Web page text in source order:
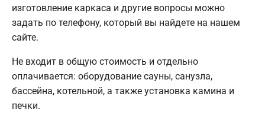
изготовление каркаса и другие вопросы можно
задать по телефону, который вы найдете на нашем
сайте.
Не входит в общую стоимость и отдельно
оплачивается: оборудование сауны, санузла,
бассейна, котельной, а также установка камина и
печки.